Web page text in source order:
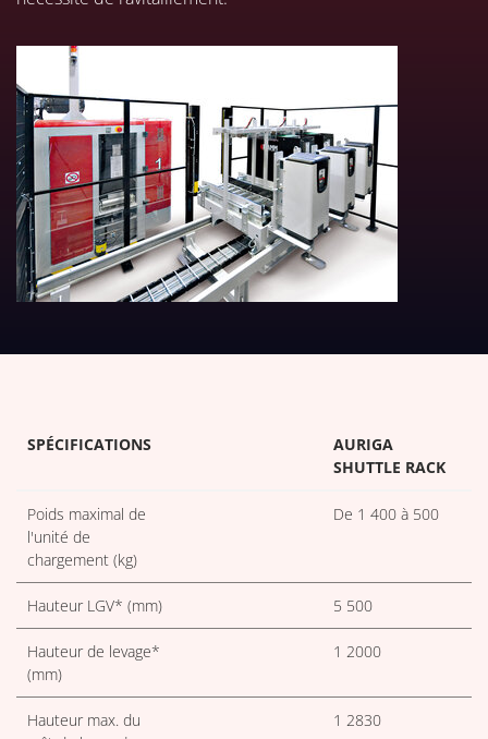
SPÉCIFICATIONS
AURIGA
SHUTTLE RACK
Poids maximal de
l'unité de
chargement (kg)
De 1 400 à 500
Hauteur LGV* (mm) 5 500
Hauteur de levage*
(mm)
1 2000
Hauteur max. du
1 2830